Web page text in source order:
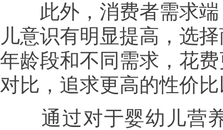
此外，消费者需求端
儿意识有明显提高，选
年龄段和不同需求，花
对比，追求更高的性价
通过对于婴幼儿营养